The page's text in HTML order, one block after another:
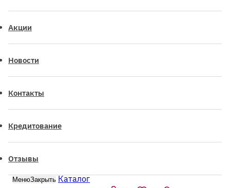
Акции
Новости
Контакты
Кредитование
Отзывы
МенюЗакрыть Каталог
Все проекты из каталога можно заказать